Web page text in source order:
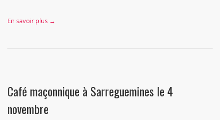
En savoir plus →
Café maçonnique à Sarreguemines le 4
novembre